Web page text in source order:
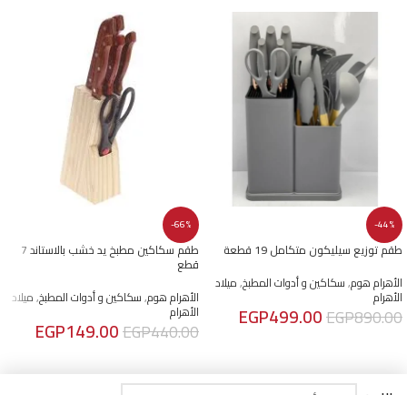
-44%
طقم توزيع سيليكون متكامل 19 قطعة
الأهرام هوم,سكاكين و أدوات المطبخ,ميلاد
الأهرام
EGP890.00
EGP499.00
-66%
طقم سكاكين مطبخ يد خشب بالاستاند 7
قطع
الأهرام هوم,سكاكين و أدوات المطبخ,ميلاد
الأهرام
EGP440.00
EGP149.00
© 2026 POWERED BYPOINTERS ENTERPRISES- TAX ID: 202-471-462